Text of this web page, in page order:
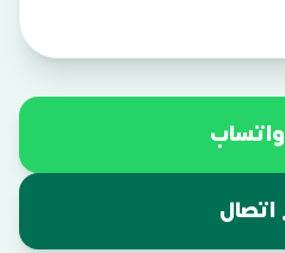
واتساب
اتصال